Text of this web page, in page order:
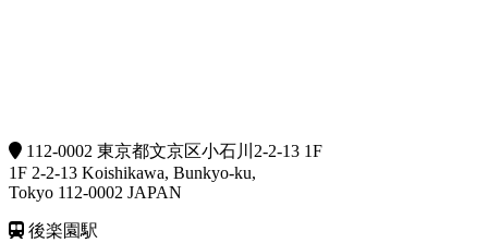
112-0002 東京都文京区小石川2-2-13 1F
1F 2-2-13 Koishikawa, Bunkyo-ku,
Tokyo 112-0002 JAPAN
後楽園駅